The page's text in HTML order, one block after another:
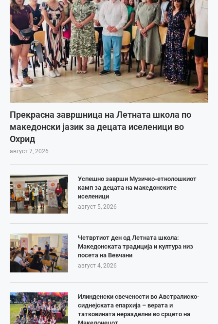
Прекрасна завршница на Летната школа по
македонски јазик за децата иселеници во
Охрид
август 7, 2026
Успешно заврши Музичко-етнолошкиот
камп за децата на македонските
иселеници
август 5, 2026
Четвртиот ден од Летната школа:
Македонската традиција и култура низ
посета на Вевчани
август 4, 2026
Илинденски свечености во Австралиско-
сиднејската епархија – верата и
татковината неразделни во срцето на